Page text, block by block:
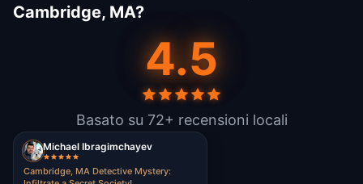
Cambridge, MA?
4.5
Basato su 72+ recensioni locali
Michael Ibragimchayev
Cambridge, MA Detective Mystery: